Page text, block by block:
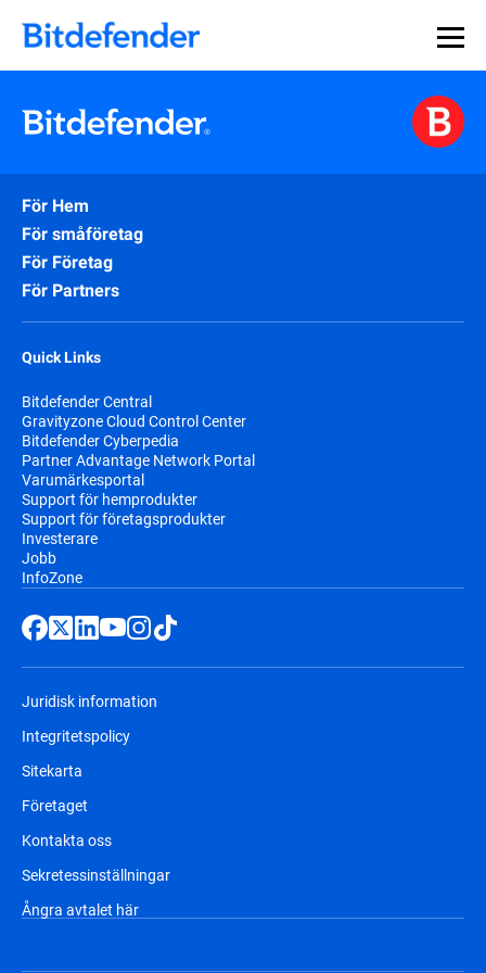
För Hem
För småföretag
För Företag
För Partners
Quick Links
Bitdefender Central
Gravityzone Cloud Control Center
Bitdefender Cyberpedia
Partner Advantage Network Portal
Varumärkesportal
Support för hemprodukter
Support för företagsprodukter
Investerare
Jobb
InfoZone
Juridisk information
Integritetspolicy
Sitekarta
Företaget
Kontakta oss
Sekretessinställningar
Ångra avtalet här